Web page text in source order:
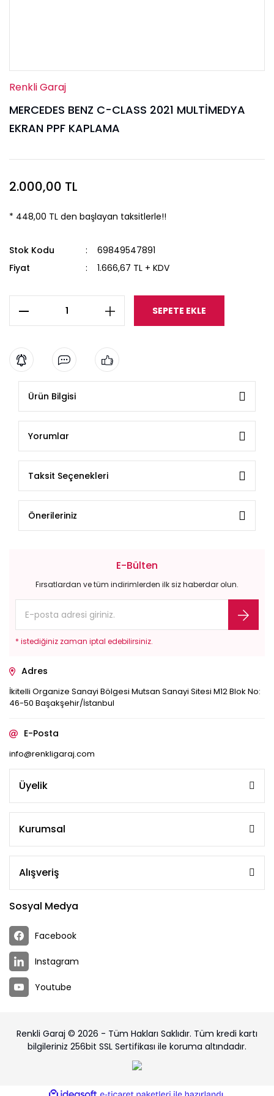
Renkli Garaj
MERCEDES BENZ C-CLASS 2021 MULTİMEDYA
EKRAN PPF KAPLAMA
2.000,00 TL
* 448,00 TL den başlayan taksitlerle!!
Stok Kodu
69849547891
Fiyat
1.666,67 TL + KDV
SEPETE EKLE
Ürün Bilgisi
Yorumlar
Taksit Seçenekleri
Önerileriniz
E-Bülten
Fırsatlardan ve tüm indirimlerden ilk siz haberdar olun.
* istediğiniz zaman iptal edebilirsiniz.
Adres
İkitelli Organize Sanayi Bölgesi Mutsan Sanayi Sitesi M12 Blok No:
46-50 Başakşehir/İstanbul
E-Posta
info@renkligaraj.com
Üyelik
Kurumsal
Alışveriş
Sosyal Medya
Facebook
Instagram
Youtube
Renkli Garaj © 2026 - Tüm Hakları Saklıdır. Tüm kredi kartı
bilgileriniz 256bit SSL Sertifikası ile koruma altındadır.